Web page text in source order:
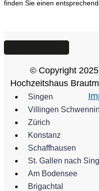
finden Sie einen
© Copyright
Hochzeitshaus
Singen
Villingen
Zürich
Konstanz
Schaffhausen
St. Gallen nach
Am Bodensee
Brigachtal